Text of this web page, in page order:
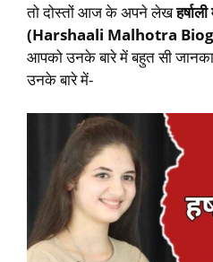
तो दोस्तों आज के अपने लेख
(Harshaali Malhotra
आपको उनके बारे में बहुत सी
उनके बारे में-